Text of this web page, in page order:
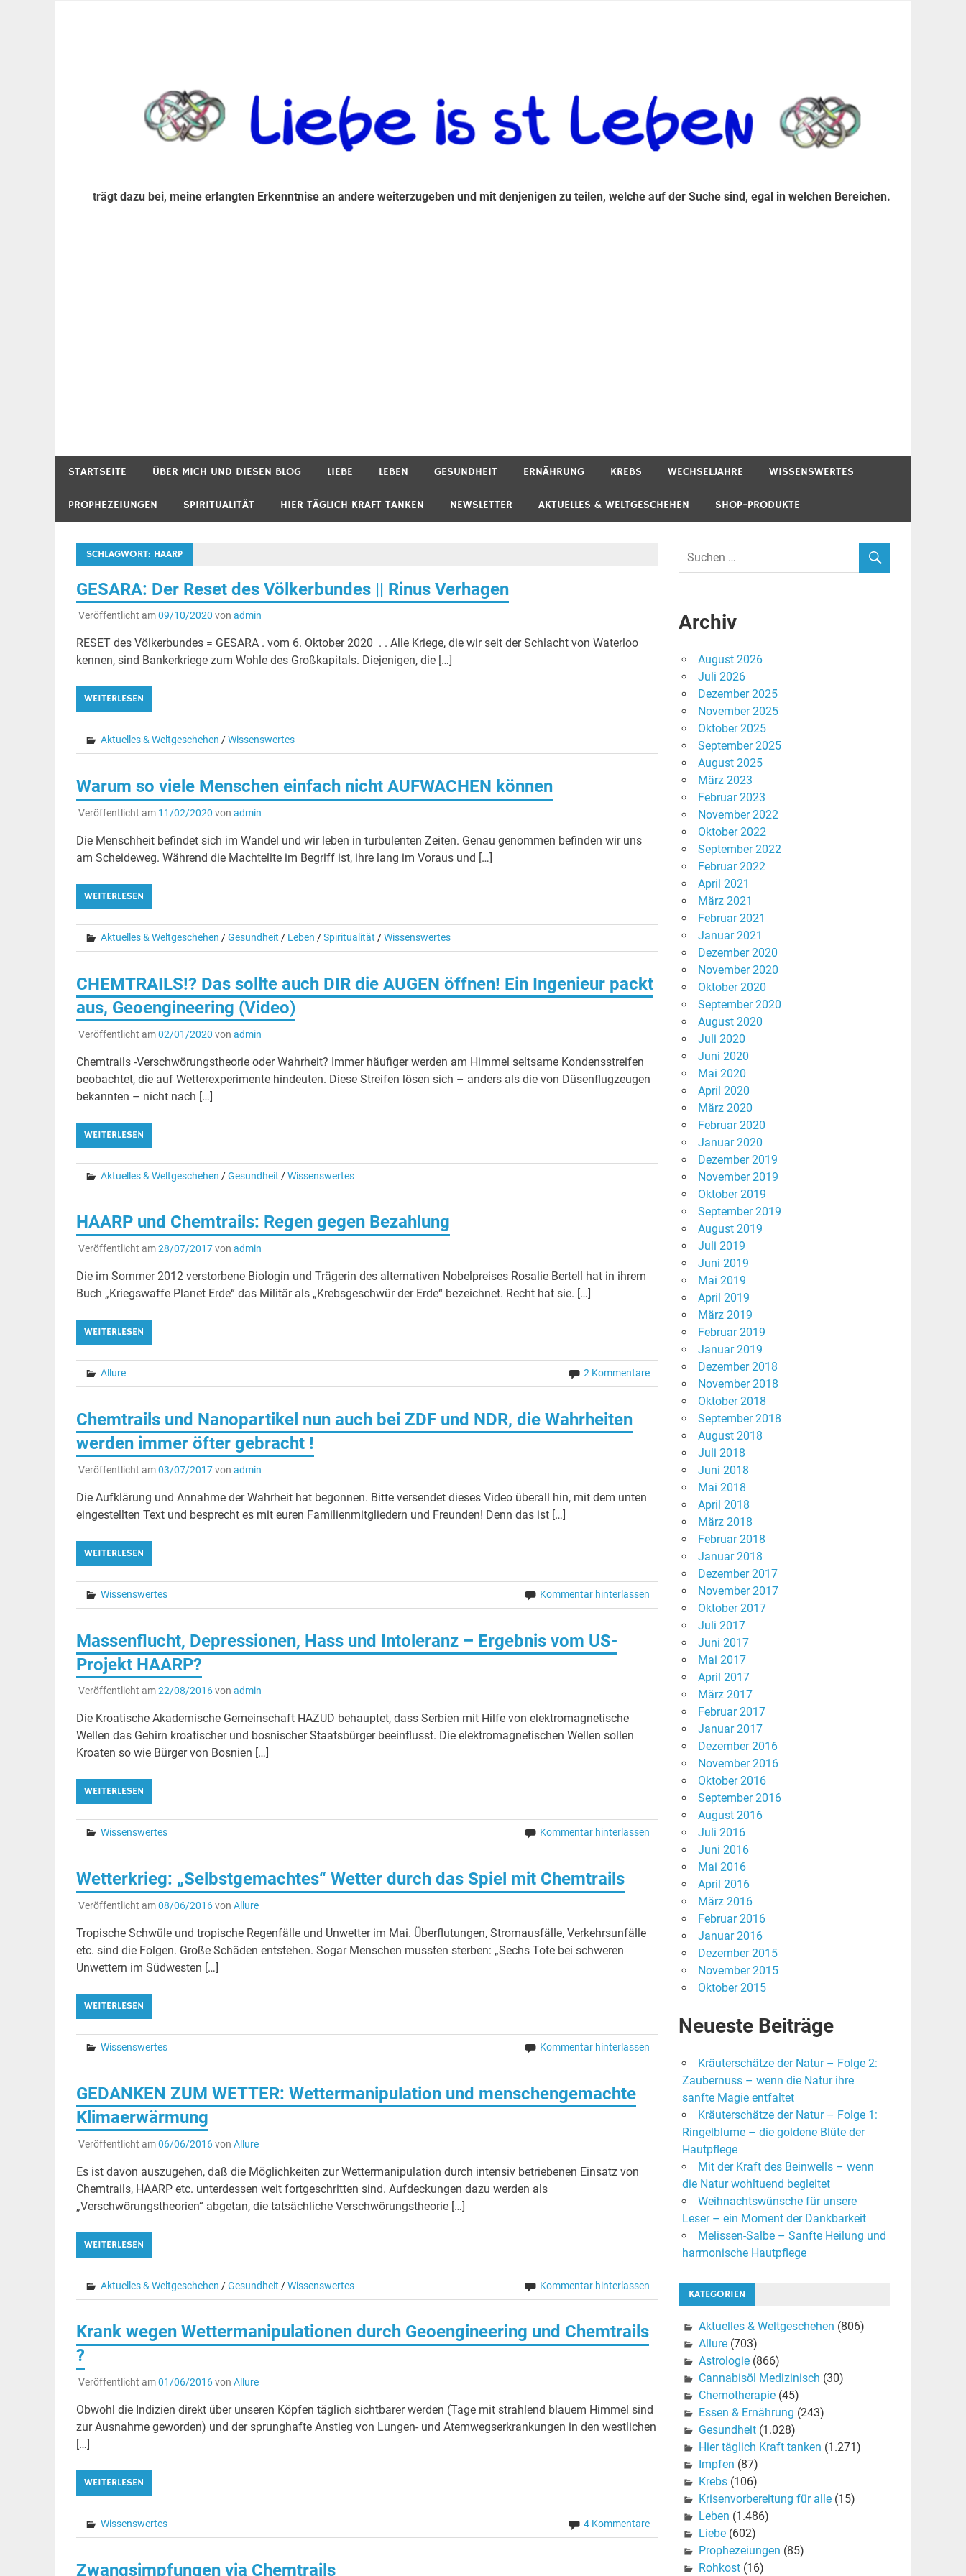
trägt dazu bei, meine erlangten Erkenntnise an andere weiterzugeben und mit denjenigen zu teilen, welche auf der Suche sind, egal in welchen Bereichen.
STARTSEITE ÜBER MICH UND DIESEN BLOG LIEBE LEBEN GESUNDHEIT ERNÄHRUNG KREBS WECHSELJAHRE WISSENSWERTES
PROPHEZEIUNGEN SPIRITUALITÄT HIER TÄGLICH KRAFT TANKEN NEWSLETTER AKTUELLES & WELTGESCHEHEN SHOP-PRODUKTE
SCHLAGWORT: HAARP
GESARA: Der Reset des Völkerbundes || Rinus Verhagen
Veröffentlicht am09/10/2020 von admin
RESET des Völkerbundes = GESARA . vom 6. Oktober 2020 . . Alle Kriege, die wir seit der Schlacht von Waterloo
kennen, sind Bankerkriege zum Wohle des Großkapitals. Diejenigen, die […]
WEITERLESEN
Aktuelles & Weltgeschehen /Wissenswertes
Warum so viele Menschen einfach nicht AUFWACHEN können
Veröffentlicht am 11/02/2020 von admin
Die Menschheit befindet sich im Wandel und wir leben in turbulenten Zeiten. Genau genommen befinden wir uns
am Scheideweg. Während die Machtelite im Begriff ist, ihre lang im Voraus und […]
WEITERLESEN
Aktuelles & Weltgeschehen /Gesundheit / Leben /Spiritualität /Wissenswertes
CHEMTRAILS!? Das sollte auch DIR die AUGEN öffnen! Ein Ingenieur packt
aus, Geoengineering (Video)
Veröffentlicht am02/01/2020 von admin
Chemtrails -Verschwörungstheorie oder Wahrheit? Immer häufiger werden am Himmel seltsame Kondensstreifen
beobachtet, die auf Wetterexperimente hindeuten. Diese Streifen lösen sich – anders als die von Düsenflugzeugen
bekannten – nicht nach […]
WEITERLESEN
Aktuelles & Weltgeschehen /Gesundheit /Wissenswertes
HAARP und Chemtrails: Regen gegen Bezahlung
Veröffentlicht am28/07/2017von admin
Die im Sommer 2012 verstorbene Biologin und Trägerin des alternativen Nobelpreises Rosalie Bertell hat in ihrem
Buch „Kriegswaffe Planet Erde“ das Militär als „Krebsgeschwür der Erde“ bezeichnet. Recht hat sie. […]
WEITERLESEN
Allure 2 Kommentare
Chemtrails und Nanopartikel nun auch bei ZDF und NDR, die Wahrheiten
werden immer öfter gebracht !
Veröffentlicht am03/07/2017von admin
Die Aufklärung und Annahme der Wahrheit hat begonnen. Bitte versendet dieses Video überall hin, mit dem unten
eingestellten Text und besprecht es mit euren Familienmitgliedern und Freunden! Denn das ist […]
WEITERLESEN
Wissenswertes Kommentar hinterlassen
Massenflucht, Depressionen, Hass und Intoleranz – Ergebnis vom US-
Projekt HAARP?
Veröffentlicht am22/08/2016von admin
Die Kroatische Akademische Gemeinschaft HAZUD behauptet, dass Serbien mit Hilfe von elektromagnetische
Wellen das Gehirn kroatischer und bosnischer Staatsbürger beeinflusst. Die elektromagnetischen Wellen sollen
Kroaten so wie Bürger von Bosnien […]
WEITERLESEN
Wissenswertes Kommentar hinterlassen
Wetterkrieg: „Selbstgemachtes“ Wetter durch das Spiel mit Chemtrails
Veröffentlicht am08/06/2016von Allure
Tropische Schwüle und tropische Regenfälle und Unwetter im Mai. Überflutungen, Stromausfälle, Verkehrsunfälle
etc. sind die Folgen. Große Schäden entstehen. Sogar Menschen mussten sterben: „Sechs Tote bei schweren
Unwettern im Südwesten […]
WEITERLESEN
Wissenswertes Kommentar hinterlassen
GEDANKEN ZUM WETTER: Wettermanipulation und menschengemachte
Klimaerwärmung
Veröffentlicht am06/06/2016von Allure
Es ist davon auszugehen, daß die Möglichkeiten zur Wettermanipulation durch intensiv betriebenen Einsatz von
Chemtrails, HAARP etc. unterdessen weit fortgeschritten sind. Aufdeckungen dazu werden als
„Verschwörungstheorien“ abgetan, die tatsächliche Verschwörungstheorie […]
WEITERLESEN
Aktuelles & Weltgeschehen /Gesundheit /Wissenswertes Kommentar hinterlassen
Krank wegen Wettermanipulationen durch Geoengineering und Chemtrails
?
Veröffentlicht am01/06/2016von Allure
Obwohl die Indizien direkt über unseren Köpfen täglich sichtbarer werden (Tage mit strahlend blauem Himmel sind
zur Ausnahme geworden) und der sprunghafte Anstieg von Lungen- und Atemwegserkrankungen in den westlichen
[…]
WEITERLESEN
Wissenswertes 4 Kommentare
Zwangsimpfungen via Chemtrails
Archiv
August 2026
Juli 2026
Dezember 2025
November 2025
Oktober 2025
September 2025
August 2025
März 2023
Februar 2023
November 2022
Oktober 2022
September 2022
Februar 2022
April 2021
März 2021
Februar 2021
Januar 2021
Dezember 2020
November 2020
Oktober 2020
September 2020
August 2020
Juli 2020
Juni 2020
Mai 2020
April 2020
März 2020
Februar 2020
Januar 2020
Dezember 2019
November 2019
Oktober 2019
September 2019
August 2019
Juli 2019
Juni 2019
Mai 2019
April 2019
März 2019
Februar 2019
Januar 2019
Dezember 2018
November 2018
Oktober 2018
September 2018
August 2018
Juli 2018
Juni 2018
Mai 2018
April 2018
März 2018
Februar 2018
Januar 2018
Dezember 2017
November 2017
Oktober 2017
Juli 2017
Juni 2017
Mai 2017
April 2017
März 2017
Februar 2017
Januar 2017
Dezember 2016
November 2016
Oktober 2016
September 2016
August 2016
Juli 2016
Juni 2016
Mai 2016
April 2016
März 2016
Februar 2016
Januar 2016
Dezember 2015
November 2015
Oktober 2015
Neueste Beiträge
Kräuterschätze der Natur – Folge 2:
Zaubernuss – wenn die Natur ihre
sanfte Magie entfaltet
Kräuterschätze der Natur – Folge 1:
Ringelblume – die goldene Blüte der
Hautpflege
Mit der Kraft des Beinwells – wenn
die Natur wohltuend begleitet
Weihnachtswünsche für unsere
Leser – ein Moment der Dankbarkeit
Melissen-Salbe – Sanfte Heilung und
harmonische Hautpflege
KATEGORIEN
Aktuelles & Weltgeschehen (806)
Allure(703)
Astrologie(866)
Cannabisöl Medizinisch (30)
Chemotherapie(45)
Essen & Ernährung (243)
Gesundheit(1.028)
Hier täglich Kraft tanken (1.271)
Impfen (87)
Krebs(106)
Krisenvorbereitung für alle(15)
Leben (1.486)
Liebe(602)
Prophezeiungen (85)
Rohkost(16)